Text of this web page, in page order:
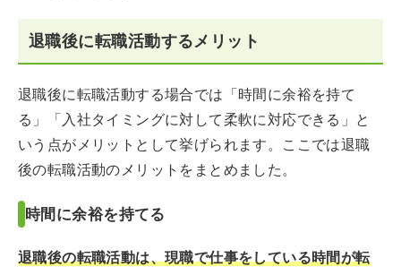
退職後に転職活動するメリット
退職後に転職活動する場合では「時間に余裕を持て
る」「入社タイミングに対して柔軟に対応できる」と
いう点がメリットとして挙げられます。ここでは退職
後の転職活動のメリットをまとめました。
時間に余裕を持てる
退職後の転職活動は、現職で仕事をしている時間が転